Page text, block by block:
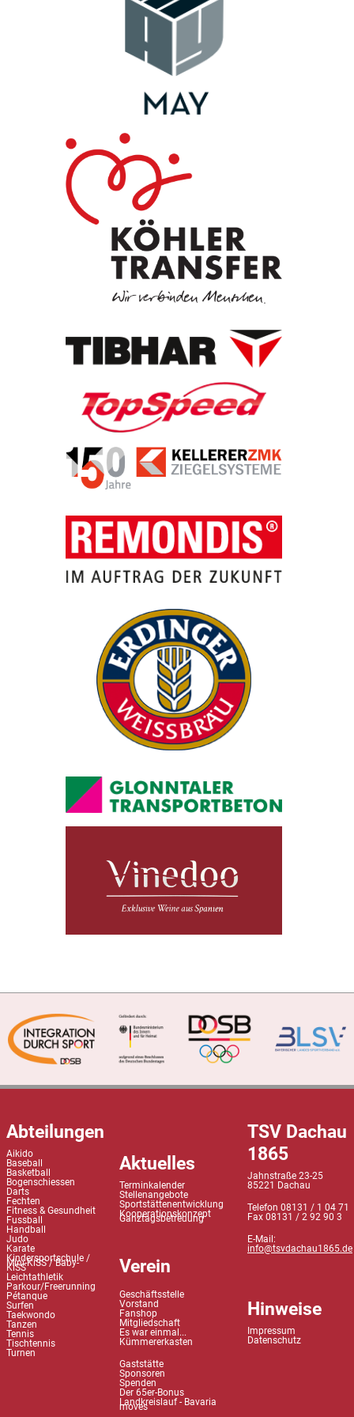
Abteilungen
Aikido
Baseball
Basketball
Bogenschiessen
Darts
Fechten
Fitness & Gesundheit
Fussball
Handball
Judo
Karate
Kindersportschule /
Mini-KiSS / Baby-
KiSS
Leichtathletik
Parkour/Freerunning
Pétanque
Surfen
Taekwondo
Tanzen
Tennis
Tischtennis
Turnen
Aktuelles
Terminkalender
Stellenangebote
Sportstättenentwicklung
Kooperationskonzept
Ganztagsbetreuung
Verein
Geschäftsstelle
Vorstand
Fanshop
Mitgliedschaft
Es war einmal...
Kümmererkasten
Gaststätte
Sponsoren
Spenden
Der 65er-Bonus
Landkreislauf - Bavaria
moves
TSV Dachau
1865
Jahnstraße 23-25
85221 Dachau
Telefon 08131 / 1 04 71
Fax 08131 / 2 92 90 3
E-Mail:
info@tsvdachau1865.de
Hinweise
Impressum
Datenschutz